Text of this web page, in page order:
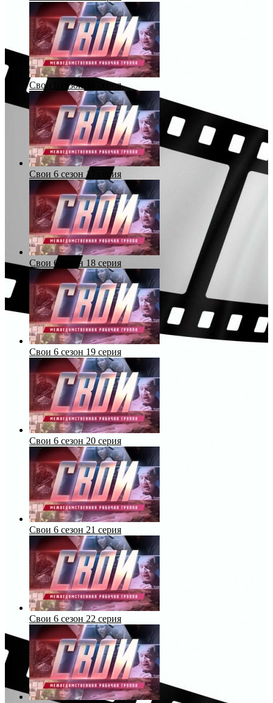
Свои 6 сезон 16 серия
Свои 6 сезон 17 серия
Свои 6 сезон 18 серия
Свои 6 сезон 19 серия
Свои 6 сезон 20 серия
Свои 6 сезон 21 серия
Свои 6 сезон 22 серия